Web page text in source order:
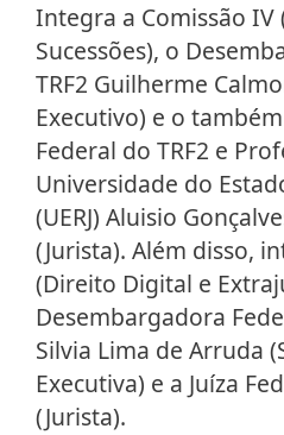
Integra a Comissão IV
Sucessões), o
TRF2 Guilherme
Executivo) e o
Federal do TRF2 e
Universidade do
(UERJ) Aluisio
(Jurista). Além disso,
(Direito Digital e
Desembargadora
Silvia Lima de Arruda
Executiva) e a Juíza
(Jurista).